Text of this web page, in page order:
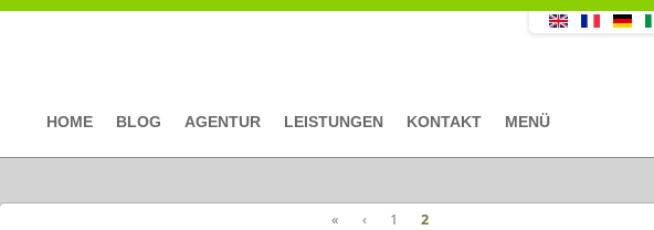
HOME BLOG AGENTUR LEISTUNGEN KONTAKT MENÜ
« ‹ 1 2